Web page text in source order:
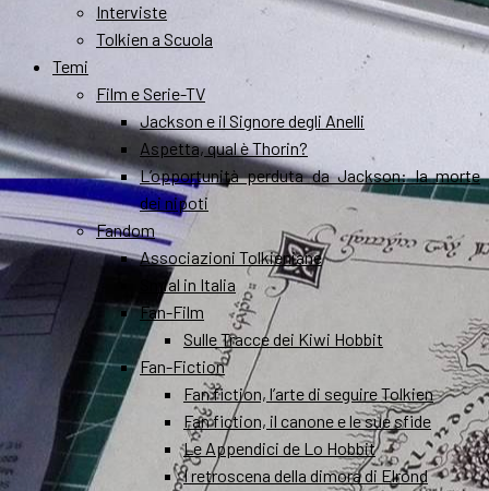
Interviste
Tolkien a Scuola
Temi
Film e Serie-TV
Jackson e il Signore degli Anelli
Aspetta, qual è Thorin?
L’opportunità perduta da Jackson: la morte
dei nipoti
Fandom
Associazioni Tolkieniane
Smial in Italia
Fan-Film
Sulle Tracce dei Kiwi Hobbit
Fan-Fiction
Fan fiction, l’arte di seguire Tolkien
Fan fiction, il canone e le sue sfide
Le Appendici de Lo Hobbit
I retroscena della dimora di Elrond